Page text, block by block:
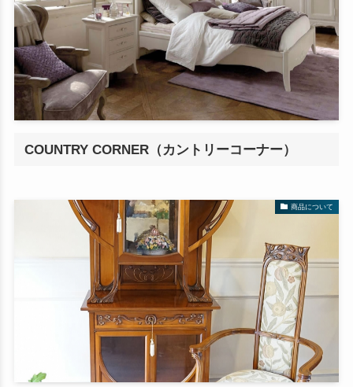
COUNTRY CORNER（カントリーコーナー）
商品について